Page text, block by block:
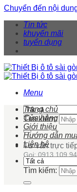
Chuyển đến nội
Tin tức
khuyến mãi
tuyển dụng
Menu
Tìm kiếm:
Tư vấn trực
Gọi: 0913 109
Trang chủ
Cửa hàng
Giới thiệu
Hướng dẫn
Liên hệ
Tìm kiếm: